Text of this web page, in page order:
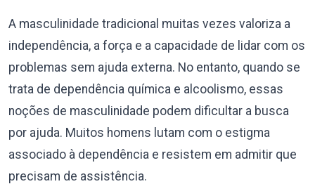
A masculinidade tradicional muitas vezes valoriza a
independência, a força e a capacidade de lidar com os
problemas sem ajuda externa. No entanto, quando se
trata de dependência química e alcoolismo, essas
noções de masculinidade podem dificultar a busca
por ajuda. Muitos homens lutam com o estigma
associado à dependência e resistem em admitir que
precisam de assistência.